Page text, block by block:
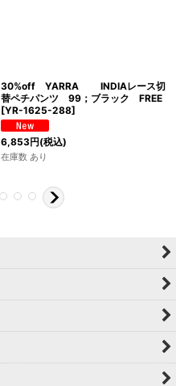
30%off YARRA INDIAレース切
替ペチパンツ 99；ブラック FREE
[YR-1625-288]
6,853円(税込)
在庫数 あり